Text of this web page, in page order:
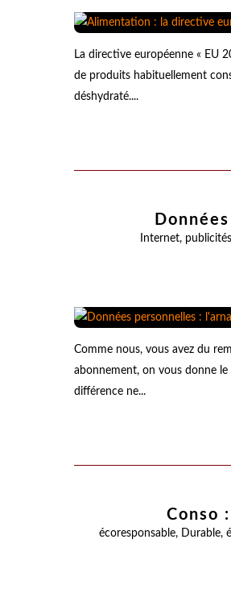
La directive européenne « EU
de produits habituellement
déshydraté....
Internet, publicités
Comme nous, vous avez du
abonnement, on vous donne
différence ne...
Conso
écoresponsable, Durable,